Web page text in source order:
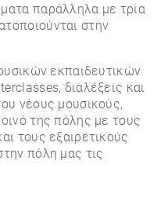
παράλληλα με τρία
στην
εκπαιδευτικών
διαλέξεις και
νέους μουσικούς,
της πόλης με τους
τους εξαιρετικούς
πόλη μας τις